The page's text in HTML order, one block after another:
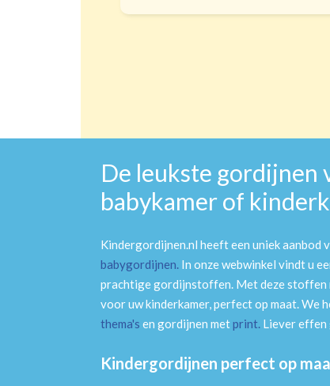
De leukste gordijnen
babykamer of
Kindergordijnen.nl heeft een uniek aanbod
babygordijnen. In onze webwinkel vindt u
prachtige gordijnstoffen. Met deze stoffen
voor uw kinderkamer, perfect op maat. We
thema's en gordijnen metprint. Liever effen
Kindergordijnen perfect op